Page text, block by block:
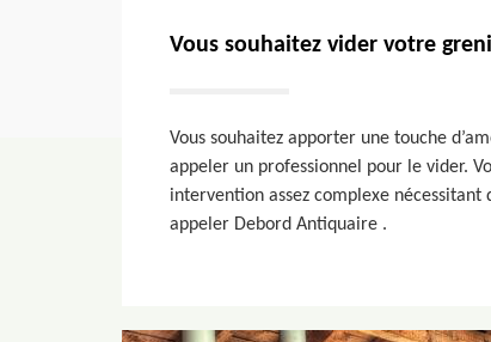
Vous souhaitez vider votre
Vous souhaitez apporter une touche
appeler un professionnel pour le vider.
intervention assez complexe
appeler Debord Antiquaire .